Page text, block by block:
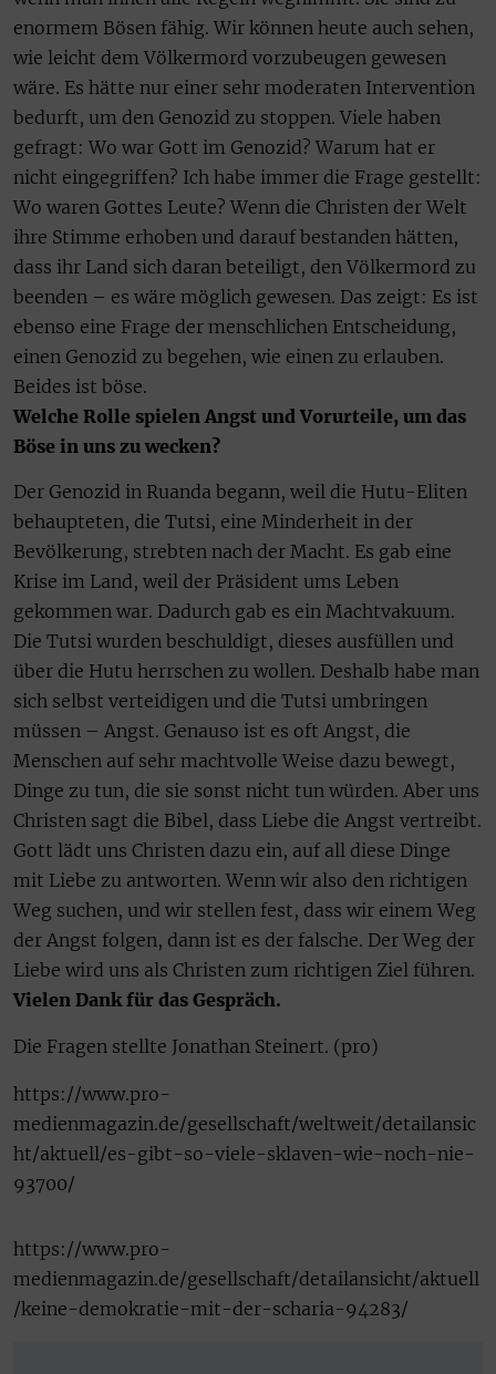
enormem Bösen fähig. Wir können heute auch sehen,
wie leicht dem Völkermord vorzubeugen gewesen
wäre. Es hätte nur einer sehr moderaten Intervention
bedurft, um den Genozid zu stoppen. Viele haben
gefragt: Wo war Gott im Genozid? Warum hat er
nicht eingegriffen? Ich habe immer die Frage gestellt:
Wo waren Gottes Leute? Wenn die Christen der Welt
ihre Stimme erhoben und darauf bestanden hätten,
dass ihr Land sich daran beteiligt, den Völkermord zu
beenden – es wäre möglich gewesen. Das zeigt: Es ist
ebenso eine Frage der menschlichen Entscheidung,
einen Genozid zu begehen, wie einen zu erlauben.
Beides ist böse.
Welche Rolle spielen Angst und Vorurteile, um das
Böse in uns zu wecken?
Der Genozid in Ruanda begann, weil die Hutu-Eliten
behaupteten, die Tutsi, eine Minderheit in der
Bevölkerung, strebten nach der Macht. Es gab eine
Krise im Land, weil der Präsident ums Leben
gekommen war. Dadurch gab es ein Machtvakuum.
Die Tutsi wurden beschuldigt, dieses ausfüllen und
über die Hutu herrschen zu wollen. Deshalb habe man
sich selbst verteidigen und die Tutsi umbringen
müssen – Angst. Genauso ist es oft Angst, die
Menschen auf sehr machtvolle Weise dazu bewegt,
Dinge zu tun, die sie sonst nicht tun würden. Aber uns
Christen sagt die Bibel, dass Liebe die Angst vertreibt.
Gott lädt uns Christen dazu ein, auf all diese Dinge
mit Liebe zu antworten. Wenn wir also den richtigen
Weg suchen, und wir stellen fest, dass wir einem Weg
der Angst folgen, dann ist es der falsche. Der Weg der
Liebe wird uns als Christen zum richtigen Ziel führen.
Vielen Dank für das Gespräch.
Die Fragen stellte Jonathan Steinert. (pro)
https://www.pro-
medienmagazin.de/gesellschaft/weltweit/detailansic
ht/aktuell/es-gibt-so-viele-sklaven-wie-noch-nie-
93700/
https://www.pro-
medienmagazin.de/gesellschaft/detailansicht/aktuell
/keine-demokratie-mit-der-scharia-94283/